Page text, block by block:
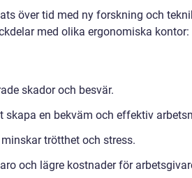
över tid med ny forskning och
med olika ergonomiska kontor:
skador och besvär.
en bekväm och effektiv
trötthet och stress.
och lägre kostnader för